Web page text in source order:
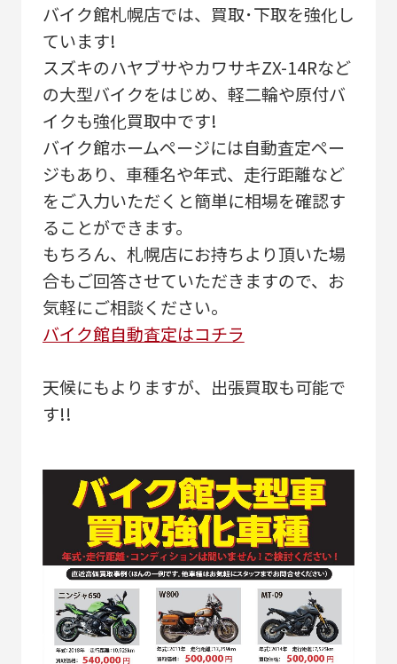
バイク館札幌店では、買取･下取を強化し
ています!
スズキのハヤブサやカワサキZX-14Rなど
の大型バイクをはじめ、軽二輪や原付バ
イクも強化買取中です!
バイク館ホームページには自動査定ペー
ジもあり、車種名や年式、走行距離など
をご入力いただくと簡単に相場を確認す
ることができます。
もちろん、札幌店にお持ちより頂いた場
合もご回答させていただきますので、お
気軽にご相談ください。
バイク館自動査定はコチラ
天候にもよりますが、出張買取も可能で
す!!